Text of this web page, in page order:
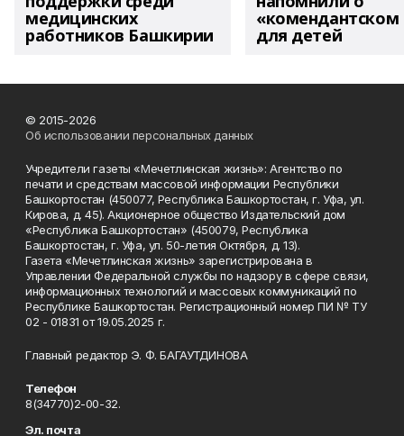
медицинских
работников Башкирии
«комендантском
для детей
© 2015-2026
Об использовании персональных данных
Учредители газеты «Мечетлинская жизнь»: Агентство по
печати и средствам массовой информации Республики
Башкортостан (450077, Республика Башкортостан, г. Уфа, ул.
Кирова, д. 45). Акционерное общество Издательский дом
«Республика Башкортостан» (450079, Республика
Башкортостан, г. Уфа, ул. 50-летия Октября, д. 13).
Газета «Мечетлинская жизнь» зарегистрирована в
Управлении Федеральной службы по надзору в сфере связи,
информационных технологий и массовых коммуникаций по
Республике Башкортостан. Регистрационный номер ПИ № ТУ
02 - 01831 от 19.05.2025 г.
Главный редактор Э. Ф. БАГАУТДИНОВА
Телефон
8(34770)2-00-32.
Эл. почта